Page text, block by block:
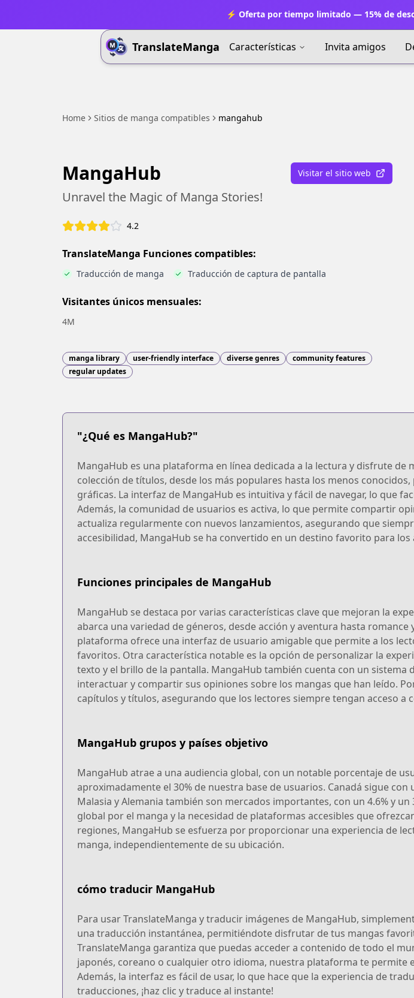
⚡ Oferta por tiempo limitado — 15% de
TranslateManga Características Invita amigos
Home Sitios de manga compatibles mangahub
MangaHub Visitar el sitio web
Unravel the Magic of Manga Stories!
4.2
TranslateManga Funciones compatibles:
Traducción de manga Traducción de captura de pantalla
Visitantes únicos mensuales:
4M
manga library user-friendly interface diverse genres
community features
regular updates
"¿Qué es MangaHub?"
MangaHub es una plataforma en línea dedicada a la lectura y disfrute de
colección de títulos, desde los más populares hasta los menos
gráficas. La interfaz de MangaHub es intuitiva y fácil de navegar, lo que
Además, la comunidad de usuarios es activa, lo que permite compartir
actualiza regularmente con nuevos lanzamientos, asegurando que
accesibilidad, MangaHub se ha convertido en un destino favorito para
Funciones principales de MangaHub
MangaHub se destaca por varias características clave que mejoran la
abarca una variedad de géneros, desde acción y aventura hasta
plataforma ofrece una interfaz de usuario amigable que permite a los
favoritos. Otra característica notable es la opción de personalizar la
texto y el brillo de la pantalla. MangaHub también cuenta con un
interactuar y compartir sus opiniones sobre los mangas que han leído.
capítulos y títulos, asegurando que los lectores siempre tengan acceso a
MangaHub grupos y países objetivo
MangaHub atrae a una audiencia global, con un notable porcentaje de
aproximadamente el 30% de nuestra base de usuarios. Canadá sigue
Malasia y Alemania también son mercados importantes, con un 4.6% y
global por el manga y la necesidad de plataformas accesibles que
regiones, MangaHub se esfuerza por proporcionar una experiencia de
manga, independientemente de su ubicación.
cómo traducir MangaHub
Para usar TranslateManga y traducir imágenes de MangaHub,
una traducción instantánea, permitiéndote disfrutar de tus mangas
TranslateManga garantiza que puedas acceder a contenido de todo el
japonés, coreano o cualquier otro idioma, nuestra plataforma te permite
Además, la interfaz es fácil de usar, lo que hace que la experiencia de
traducciones, ¡haz clic y traduce al instante!